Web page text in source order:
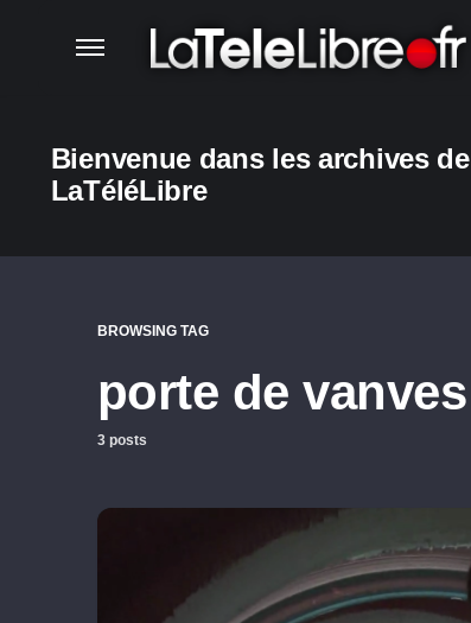
Bienvenue dans les archives de
LaTéléLibre
BROWSING TAG
porte de vanves
3 posts